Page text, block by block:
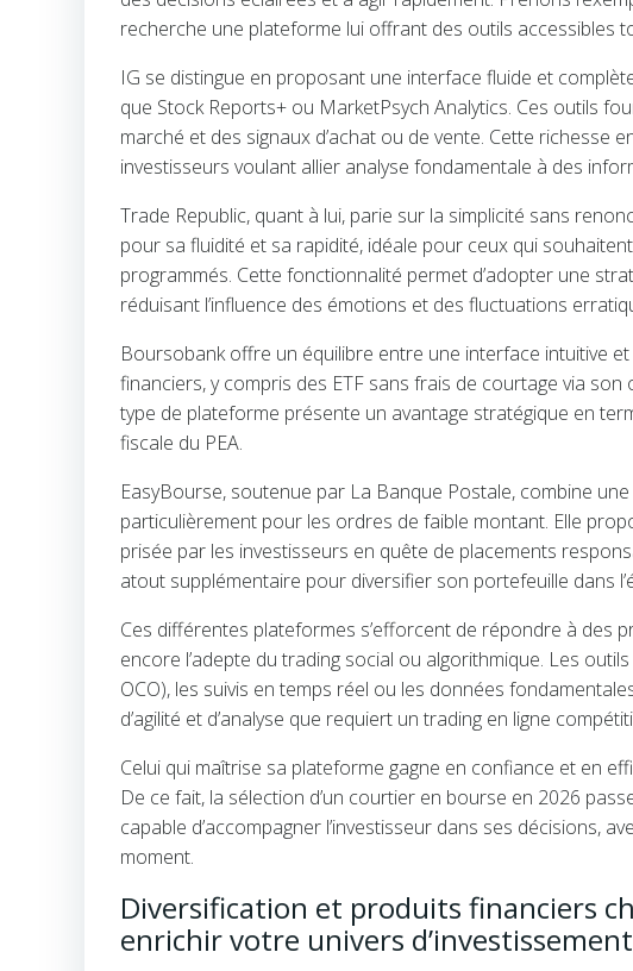
recherche une plateforme lui offrant des outils accessibles
IG se distingue en proposant une interface fluide et
que Stock Reports+ ou MarketPsych Analytics. Ces outils
marché et des signaux d’achat ou de vente. Cette richesse
investisseurs voulant allier analyse fondamentale à des
Trade Republic, quant à lui, parie sur la simplicité sans
pour sa fluidité et sa rapidité, idéale pour ceux qui
programmés. Cette fonctionnalité permet d’adopter une
réduisant l’influence des émotions et des fluctuations
Boursobank offre un équilibre entre une interface intuitive
financiers, y compris des ETF sans frais de courtage via
type de plateforme présente un avantage stratégique en
fiscale du PEA.
EasyBourse, soutenue par La Banque Postale, combine
particulièrement pour les ordres de faible montant. Elle
prisée par les investisseurs en quête de placements
atout supplémentaire pour diversifier son portefeuille dans
Ces différentes plateformes s’efforcent de répondre à des
encore l’adepte du trading social ou algorithmique. Les
OCO), les suivis en temps réel ou les données
d’agilité et d’analyse que requiert un trading en ligne
Celui qui maîtrise sa plateforme gagne en confiance et en
De ce fait, la sélection d’un courtier en bourse en 2026
capable d’accompagner l’investisseur dans ses décisions,
moment.
Diversification et produits financiers
enrichir votre univers d’investissement